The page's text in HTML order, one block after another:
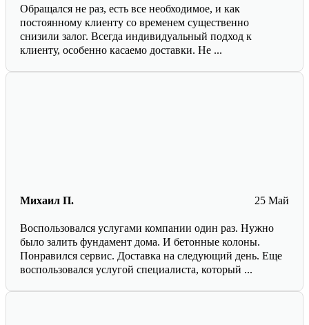
Обращался не раз, есть все необходимое, и как
постоянному клиенту со временем существенно
снизили залог. Всегда индивидуальный подход к
клиенту, особенно касаемо доставки. Не ...
25 Май
Михаил П.
Воспользовался услугами компании один раз. Нужно
было залить фундамент дома. И бетонные колоны.
Понравился сервис. Доставка на следующий день. Еще
воспользовался услугой специалиста, который ...